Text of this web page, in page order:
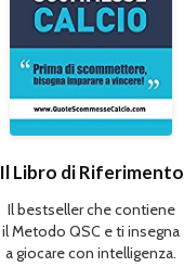
Il Libro di Riferimento
Il bestseller che contiene
il Metodo QSC e ti insegna
a giocare con intelligenza.